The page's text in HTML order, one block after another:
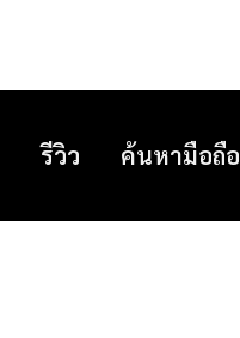
รีวิว ค้นหามือถือ